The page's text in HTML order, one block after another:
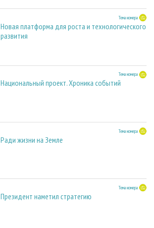
Тема номера
Новая платформа для роста и технологического
развития
Тема номера
Национальный проект. Хроника событий
Тема номера
Ради жизни на Земле
Тема номера
Президент наметил стратегию